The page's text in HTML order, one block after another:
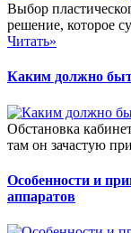
Выбор
решение, которое
Читать»
Каким должно
Обстановка
там он зачастую
Особенности и
аппаратов